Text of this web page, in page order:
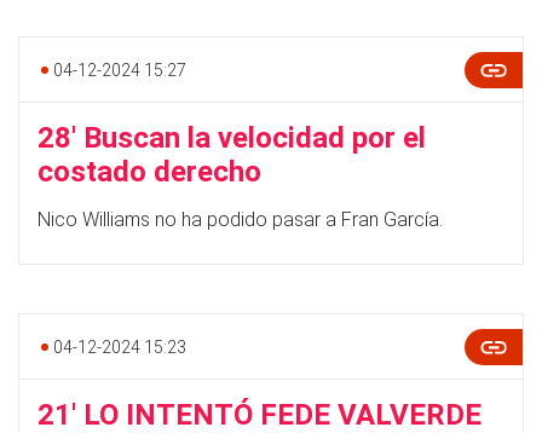
04-12-2024 15:27
28' Buscan la velocidad por el
costado derecho
Nico Williams no ha podido pasar a Fran García.
04-12-2024 15:23
21' LO INTENTÓ FEDE VALVERDE